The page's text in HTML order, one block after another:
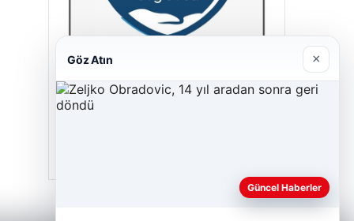
Cengiz Sigorta
Göz Atın ×
Güncel Haberler